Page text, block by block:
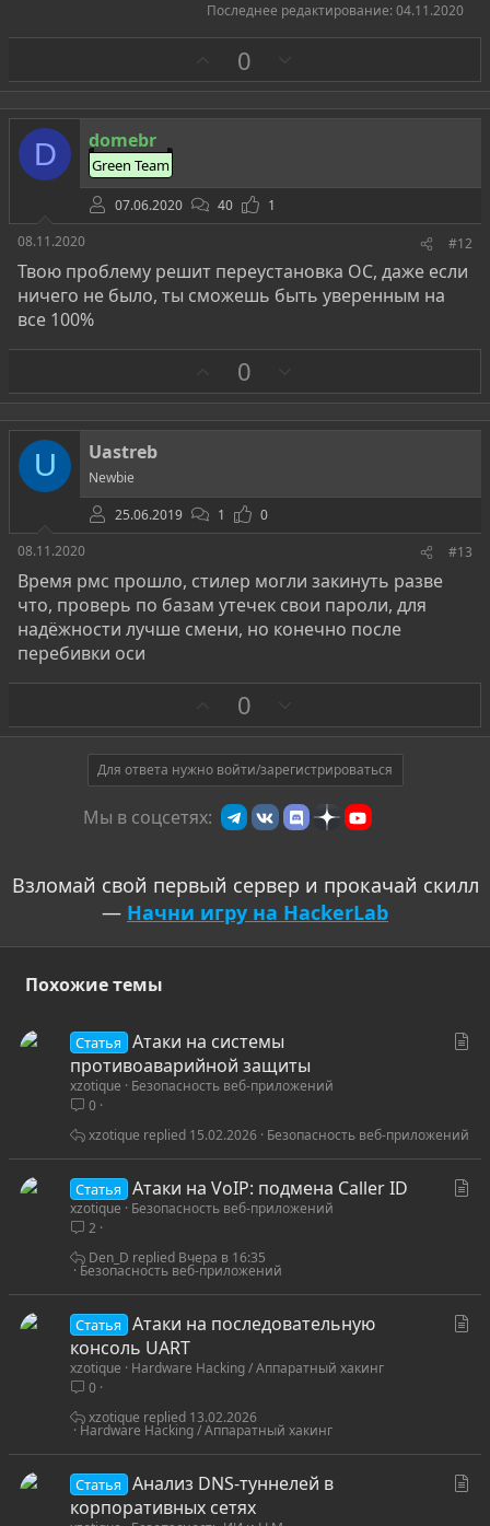
Последнее редактирование: 04.11.2020
а
0
р
о
D domebr
Green Team
07.06.2020 40
1
08.11.2020
#12
Твою проблему решит переустановка ОС, даже если
ничего не было, ты сможешь быть уверенным на
все 100%
а
0
р
о
в
U Uastreb
Newbie
25.06.2019
1
0
08.11.2020
#13
Время рмс прошло, стилер могли закинуть разве
что, проверь по базам утечек свои пароли, для
надёжности лучше смени, но конечно после
перебивки оси
а
0
р
о
т
и
в
Для ответа нужно войти/зарегистрироваться
Мы в соцсетях:
Взломай свой первый сервер и прокачай скилл
— Начни игру на HackerLab
Похожие темы
я
Статья
Атаки на системы
противоаварийной защиты
xzotique
Безопасность веб-приложений
0
Безопасность веб-приложений
15.02.2026
xzotique
Статья Атаки на VoIP: подмена Caller ID
xzotique
Безопасность веб-приложений
2
Безопасность веб-приложений
Вчера в 16:35
Den_D
Статья
Атаки на последовательную
консоль UART
xzotique
Hardware Hacking / Аппаратный хакинг
0
Hardware Hacking / Аппаратный хакинг
13.02.2026
xzotique
Статья
Анализ DNS-туннелей в
корпоративных сетях